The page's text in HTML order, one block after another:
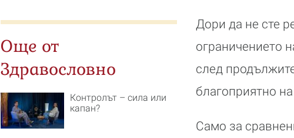
Още от
Здравословно
Контролът – сила или
капан?
Дори да не сте
ограничението
след
благоприятно
Само за